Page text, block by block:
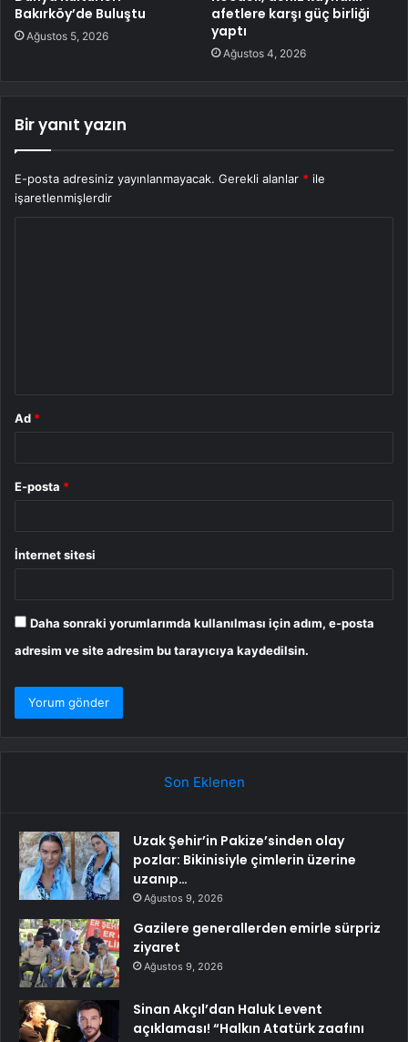
Bakırköy’de Buluştu
Ağustos 5, 2026
afetlere karşı güç birliği
yaptı
Ağustos 4, 2026
Bir yanıt yazın
E-posta adresiniz yayınlanmayacak. Gerekli alanlar * ile
işaretlenmişlerdir
Ad *
E-posta *
İnternet sitesi
Daha sonraki yorumlarımda kullanılması için adım, e-posta
adresim ve site adresim bu tarayıcıya kaydedilsin.
Son Eklenen
Uzak Şehir’in Pakize’sinden olay
pozlar: Bikinisiyle çimlerin üzerine
uzanıp…
Ağustos 9, 2026
Gazilere generallerden emirle sürpriz
ziyaret
Ağustos 9, 2026
Sinan Akçıl’dan Haluk Levent
açıklaması! “Halkın Atatürk zaafını